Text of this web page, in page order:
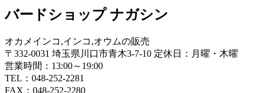
バードショップ ナガシン
オカメインコ,インコ,オウムの販売
〒332-0031 埼玉県川口市青木3-7-10 定休日：月曜・木曜
営業時間：13:00～19:00
TEL：048-252-2281
FAX：048-252-2280